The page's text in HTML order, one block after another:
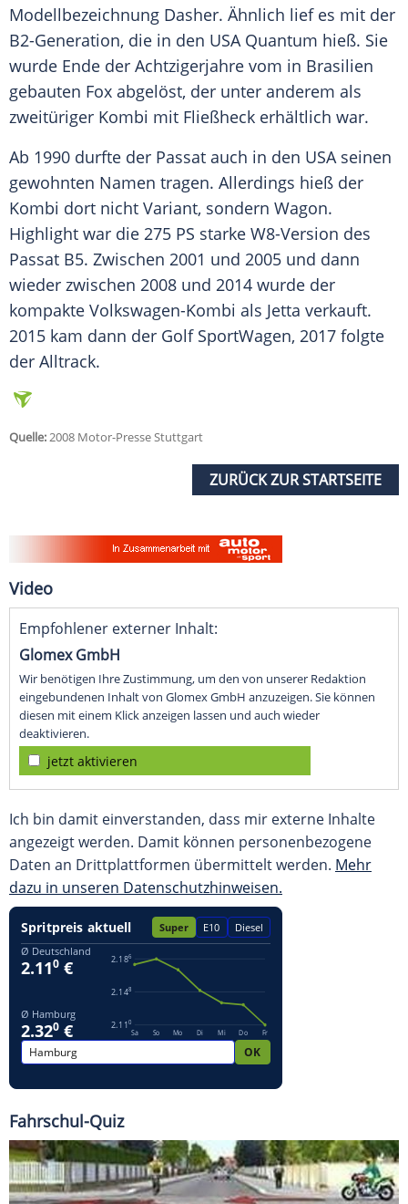
Modellbezeichnung Dasher. Ähnlich lief es mit der
B2-Generation, die in den USAQuantum hieß. Sie
wurde Ende der Achtzigerjahre vom in Brasilien
gebauten Fox abgelöst, der unter anderem als
zweitüriger Kombi mit Fließheck erhältlich war.
Ab 1990 durfte der Passat auch in den USAseinen
gewohnten Namen tragen. Allerdings hieß der
Kombi dort nicht Variant, sondern Wagon.
Highlight war die 275 PS starke W8-Version des
Passat B5. Zwischen 2001 und 2005 und dann
wieder zwischen 2008 und 2014 wurde der
kompakte Volkswagen-Kombi als Jetta verkauft.
2015 kam dann der Golf SportWagen, 2017 folgte
der Alltrack.
Quelle:2008 Motor-Presse Stuttgart
ZURÜCK ZUR STARTSEITE
Video
Empfohlener externer Inhalt:
Glomex GmbH
Wir benötigen Ihre Zustimmung, um den von unserer Redaktion
eingebundenen Inhalt von Glomex GmbH anzuzeigen. Sie können
diesen mit einem Klick anzeigen lassen und auch wieder
deaktivieren.
jetzt aktivieren
Ich bin damit einverstanden, dass mir externe Inhalte
angezeigt werden. Damit können personenbezogene
Daten an Drittplattformen übermittelt werden. Mehr
dazu in unseren Datenschutzhinweisen.
Fahrschul-Quiz